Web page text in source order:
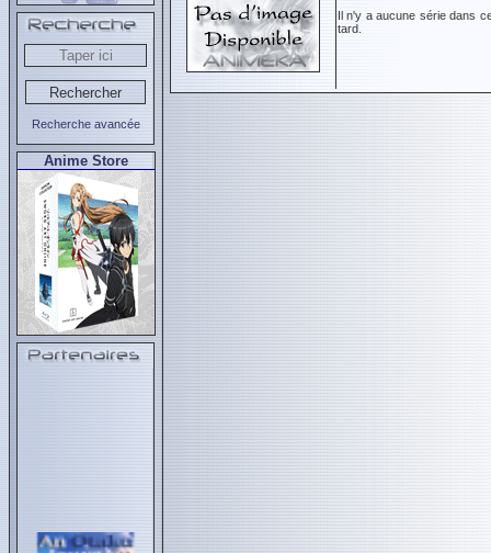
Recherche avancée
Anime Store
Il n'y a aucune série dans
tard.